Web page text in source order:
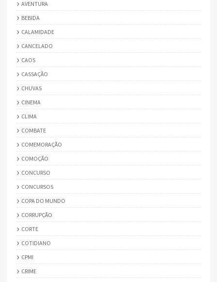
AVENTURA
BEBIDA
CALAMIDADE
CANCELADO
CAOS
CASSAÇÃO
CHUVAS
CINEMA
CLIMA
COMBATE
COMEMORAÇÃO
COMOÇÃO
CONCURSO
CONCURSOS
COPA DO MUNDO
CORRUPÇÃO
CORTE
COTIDIANO
CPMI
CRIME